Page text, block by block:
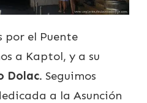
por el Puente
a Kaptol, y a su
Dolac. Seguimos
a la Asunción